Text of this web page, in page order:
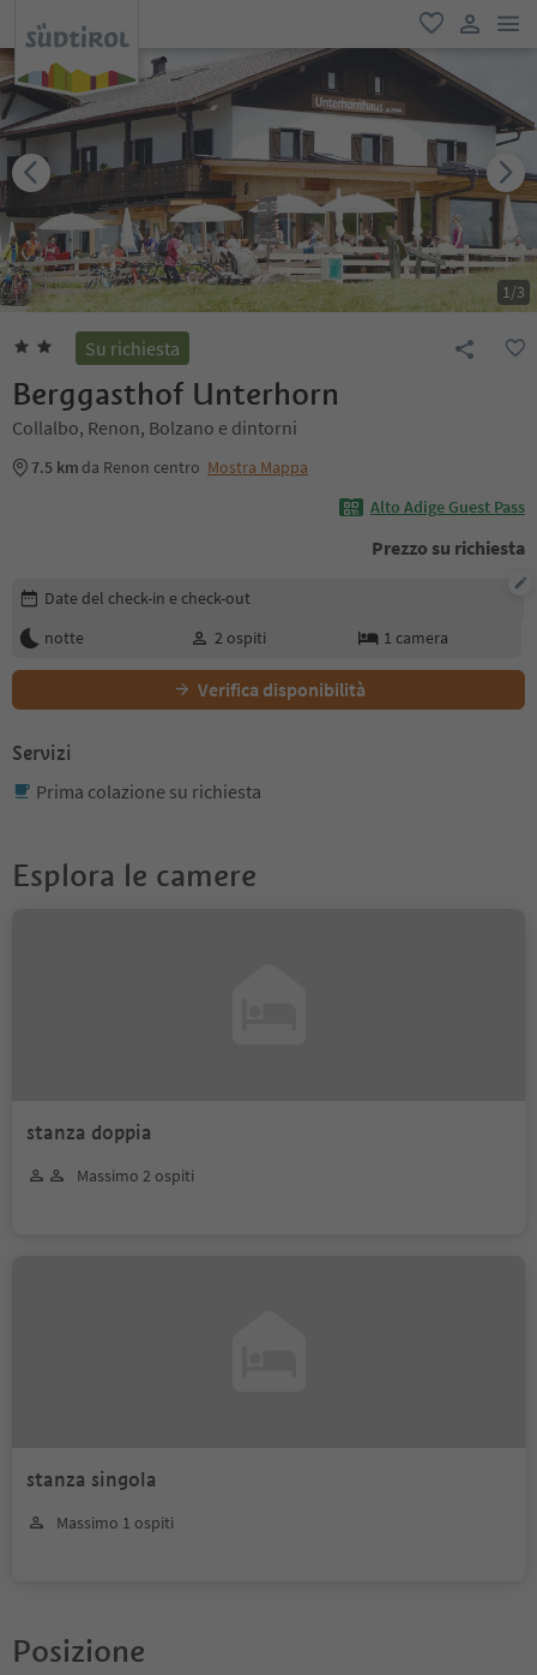
favoriti
user link
1/3
Su richiesta
Berggasthof Unterhorn
Collalbo, Renon, Bolzano e dintorni
7.5 km da Renon centro Mostra Mappa
Alto Adige Guest Pass
Prezzo su richiesta
Modifica i dettagli della prenotazione
Date del check-in e check-out
notte
2 ospiti 1 camera
Verifica disponibilità
Servizi
Prima colazione su richiesta
Esplora le camere
stanza doppia
Massimo 2 ospiti
stanza singola
Massimo 1 ospiti
Posizione